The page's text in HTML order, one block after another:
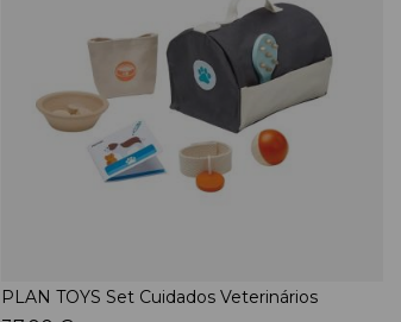
PLAN TOYS Set Cuidados Veterinários